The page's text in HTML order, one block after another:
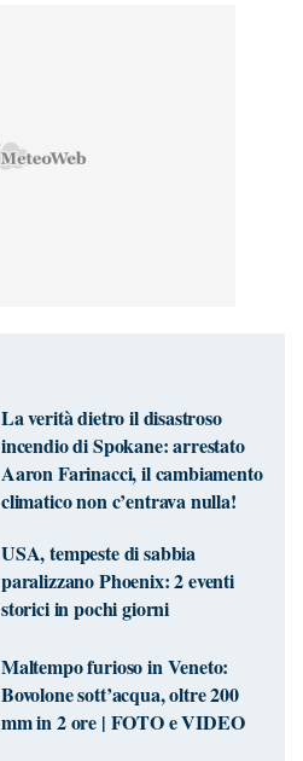
La verità dietro il disastroso
incendio di Spokane: arrestato
Aaron Farinacci, il cambiamento
climatico non c’entrava nulla!
USA, tempeste di sabbia
paralizzano Phoenix: 2 eventi
storici in pochi giorni
Maltempo furioso in Veneto:
Bovolone sott’acqua, oltre 200
mm in 2 ore | FOTO e VIDEO